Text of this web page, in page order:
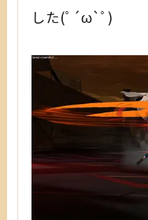
した(ﾟ´ω`ﾟ)